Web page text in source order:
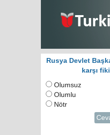
Rusya Devlet
karşı
Olumsuz
Olumlu
Nötr